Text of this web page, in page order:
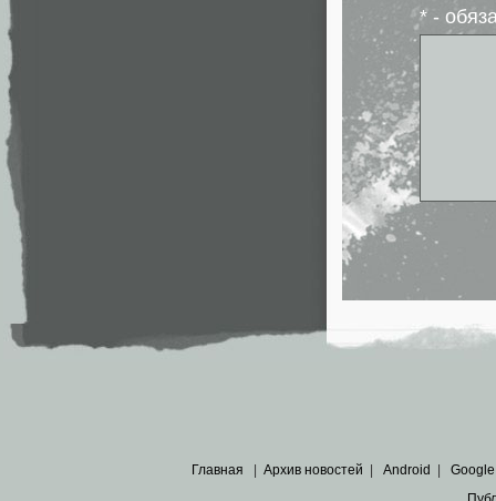
* -
Главная | Архив новостей | Android | Google